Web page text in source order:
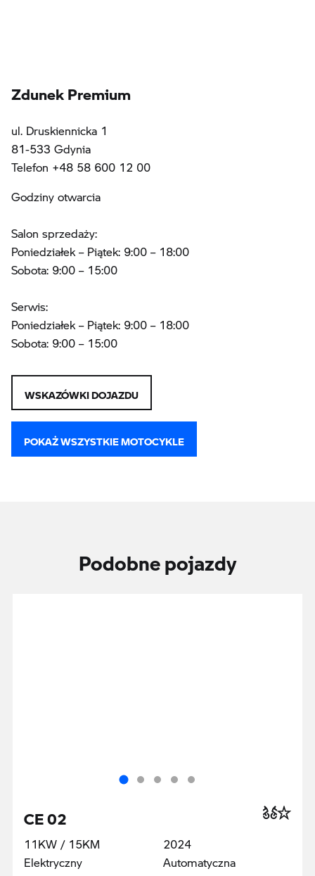
Zdunek Premium
ul. Druskiennicka 1
81-533 Gdynia
Telefon +48 58 600 12 00
Godziny otwarcia
Salon sprzedaży:
Poniedziałek – Piątek: 9:00 – 18:00
Sobota: 9:00 – 15:00
Serwis:
Poniedziałek – Piątek: 9:00 – 18:00
Sobota: 9:00 – 15:00
WSKAZÓWKI DOJAZDU
POKAŻ WSZYSTKIE MOTOCYKLE
Podobne pojazdy
CE 02
11KW / 15KM
Elektryczny
2024
Automatyczna